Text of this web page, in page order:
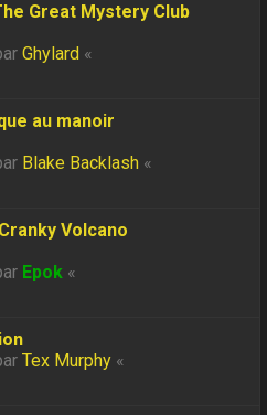
Great Mystery Club
Ghylard «
au manoir
Blake Backlash «
Volcano
Epok «
Tex Murphy «